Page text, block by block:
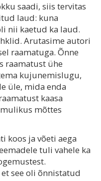
saadi, siis tervitas
laud: kuna
nii kaetud ka laud.
Arutasime autori
raamatuga. Õnne
raamatust ühe
kujunemislugu,
üle, mida enda
kaasa
mõttes
koos ja võeti aega
tuli vahele ka
see oli õnnistatud